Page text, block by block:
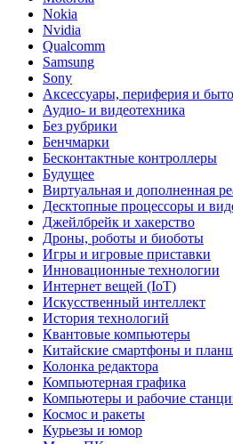
Nokia
Nvidia
Qualcomm
Samsung
Sony
Аксессуары, периферия и
Аудио- и видеотехника
Без рубрики
Бенчмарки
Бесконтактные контроллеры
Будущее
Виртуальная и дополненная
Десктопные процессоры и
Джейлбрейк и хакерство
Дроны, роботы и биоботы
Игры и игровые приставки
Инновационные технологии
Интернет вещей (IoT)
Искусственный интеллект
История технологий
Квантовые компьютеры
Китайские смартфоны и
Колонка редактора
Компьютерная графика
Компьютеры и рабочие
Космос и ракеты
Курьезы и юмор